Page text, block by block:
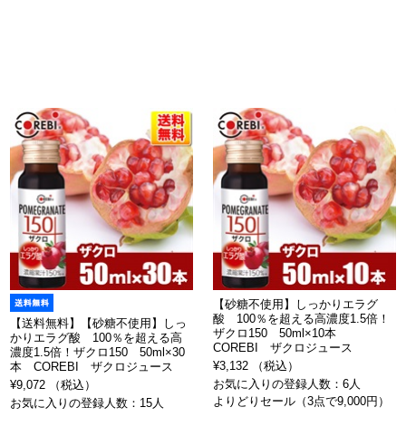
【送料無料】【砂糖不使用】しっ
かりエラグ酸 100％を超える高
濃度1.5倍！ザクロ150 50ml×30
本 COREBI ザクロジュース
¥9,072 （税込）
お気に入りの登録人数：15人
【砂糖不使用】しっかりエラグ
酸 100％を超える高濃度1.5倍！
ザクロ150 50ml×10本
COREBI ザクロジュース
¥3,132 （税込）
お気に入りの登録人数：6人
よりどりセール（3点で9,000円）